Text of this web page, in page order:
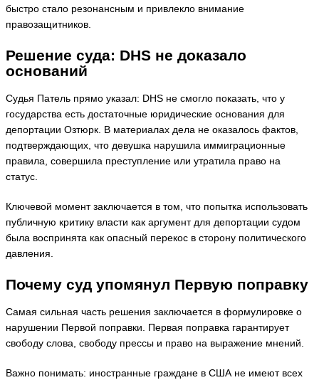
быстро стало резонансным и привлекло внимание
правозащитников.
Решение суда: DHS не доказало
оснований
Судья Патель прямо указал: DHS не смогло показать, что у
государства есть достаточные юридические основания для
депортации Озтюрк. В материалах дела не оказалось фактов,
подтверждающих, что девушка нарушила иммиграционные
правила, совершила преступление или утратила право на
статус.
Ключевой момент заключается в том, что попытка использовать
публичную критику власти как аргумент для депортации судом
была воспринята как опасный перекос в сторону политического
давления.
Почему суд упомянул Первую поправку
Самая сильная часть решения заключается в формулировке о
нарушении Первой поправки. Первая поправка гарантирует
свободу слова, свободу прессы и право на выражение мнений.
Важно понимать: иностранные граждане в США не имеют всех